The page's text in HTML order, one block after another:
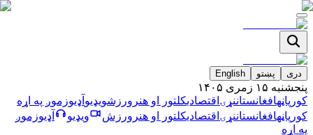
دری پښتو English
پنجشنبه ۱۵ زمری ۱۴۰۵
کورپاڼهافغانستاننړۍ اقتصاديکلتور او هنر ورزشویډیو آډیوزموږ په اړه
کورپاڼهافغانستاننړۍ اقتصاديکلتور او هنر ورزش ویډیو آډیوزموږ
په اړه